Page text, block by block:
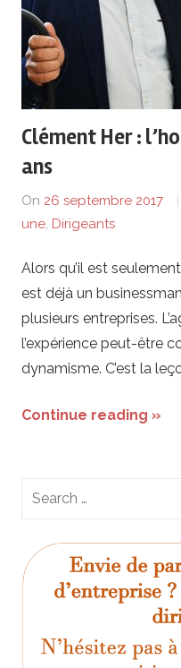
de
lentreprise
et
ses
dirigeants
Clément Her :
ans
On 26 septembre 2017
une, Dirigeants
Alors qu’il est
est déjà un
plusieurs entreprises.
l’expérience peut-être
dynamisme. C’est la
Continue reading »